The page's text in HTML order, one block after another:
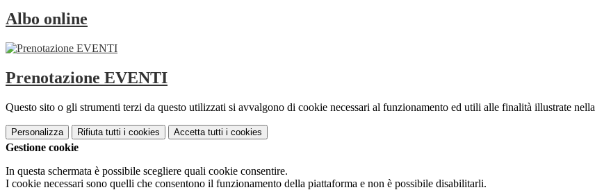
Albo online
Prenotazione EVENTI
Questo sito o gli strumenti terzi da questo utilizzati si avvalgono di cookie necessari al funzionamento ed utili alle finalità illustrate nella
Personalizza Rifiuta tutti i cookies Accetta tutti i cookies
Gestione cookie
In questa schermata è possibile scegliere quali cookie consentire.
I cookie necessari sono quelli che consentono il funzionamento della piattaforma e non è possibile disabilitarli.